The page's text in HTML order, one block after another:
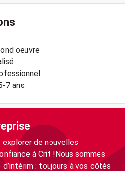
oeuvre
7 ans
explorer de nouvelles
à Crit !Nous sommes
d’intérim : toujours à vos côtés